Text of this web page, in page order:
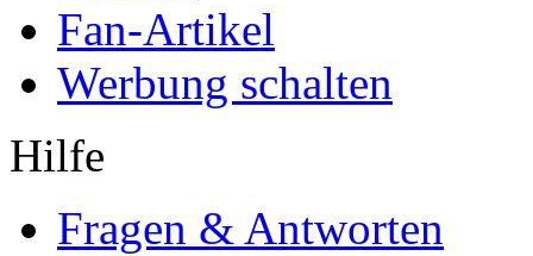
Fan-Artikel
Werbung schalten
Hilfe
Fragen & Antworten